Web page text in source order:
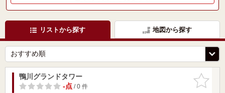
リストから探す 地図から探す
お気に入
りに追加
鴨川グランドタワー
-点/ 0 件